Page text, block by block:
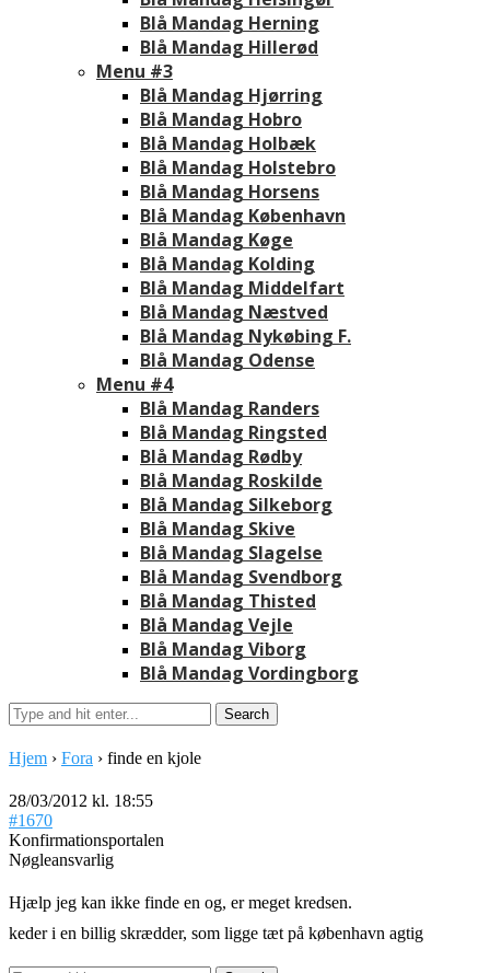
Blå Mandag Herning
Blå Mandag Hillerød
Menu #3
Blå Mandag Hjørring
Blå Mandag Hobro
Blå Mandag Holbæk
Blå Mandag Holstebro
Blå Mandag Horsens
Blå Mandag København
Blå Mandag Køge
Blå Mandag Kolding
Blå Mandag Middelfart
Blå Mandag Næstved
Blå Mandag Nykøbing F.
Blå Mandag Odense
Menu #4
Blå Mandag Randers
Blå Mandag Ringsted
Blå Mandag Rødby
Blå Mandag Roskilde
Blå Mandag Silkeborg
Blå Mandag Skive
Blå Mandag Slagelse
Blå Mandag Svendborg
Blå Mandag Thisted
Blå Mandag Vejle
Blå Mandag Viborg
Blå Mandag Vordingborg
Hjem › Fora › finde en kjole
28/03/2012 kl. 18:55
#1670
Konfirmationsportalen
Nøgleansvarlig
Hjælp jeg kan ikke finde en og, er meget kredsen.
keder i en billig skrædder, som ligge tæt på københavn agtig